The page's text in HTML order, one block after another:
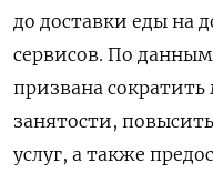
до доставки еды на
сервисов. По
призвана
занятости,
услуг, а также